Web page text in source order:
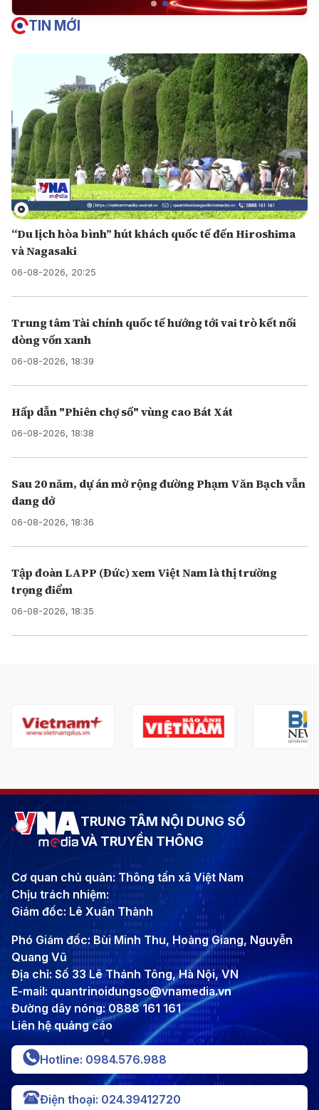
TIN MỚI
“Du lịch hòa bình” hút khách quốc tế đến Hiroshima
và Nagasaki
06-08-2026, 20:25
Trung tâm Tài chính quốc tế hướng tới vai trò kết nối
dòng vốn xanh
06-08-2026, 18:39
Hấp dẫn "Phiên chợ số" vùng cao Bát Xát
06-08-2026, 18:38
Sau 20 năm, dự án mở rộng đường Phạm Văn Bạch vẫn
dang dở
06-08-2026, 18:36
Tập đoàn LAPP (Đức) xem Việt Nam là thị trường
trọng điểm
06-08-2026, 18:35
TRUNG TÂM NỘI DUNG SỐ
VÀ TRUYỀN THÔNG
Cơ quan chủ quản: Thông tấn xã Việt Nam
Chịu trách nhiệm:
Giám đốc: Lê Xuân Thành
Phó Giám đốc: Bùi Minh Thu, Hoàng Giang, Nguyễn
Quang Vũ
Địa chỉ: Số 33 Lê Thánh Tông, Hà Nội, VN
E-mail: quantrinoidungso@vnamedia.vn
Đường dây nóng: 0888 161 161
Liên hệ quảng cáo
Hotline: 0984.576.988
Điện thoại: 024.39412720